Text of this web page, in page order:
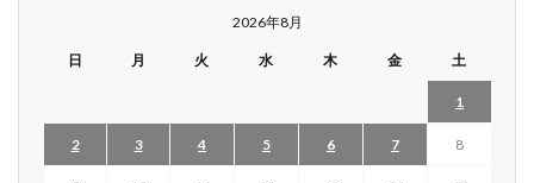
2026年8月
日 月 火 水 木 金 土
1
2 3 4 5 6 7 8